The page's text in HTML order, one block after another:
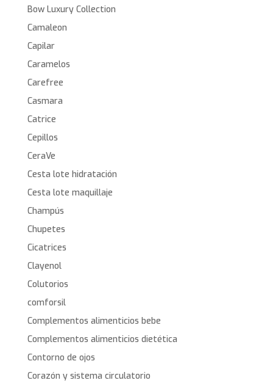
Bow Luxury Collection
Camaleon
Capilar
Caramelos
Carefree
Casmara
Catrice
Cepillos
CeraVe
Cesta lote hidratación
Cesta lote maquillaje
Champús
Chupetes
Cicatrices
Clayenol
Colutorios
comforsil
Complementos alimenticios bebe
Complementos alimenticios dietética
Contorno de ojos
Corazón y sistema circulatorio